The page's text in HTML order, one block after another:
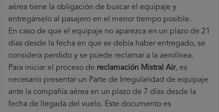
aérea tiene la obligación de buscar el equipaje y
entregárselo al pasajero en el menor tiempo posible.
En caso de que el equipaje no aparezca en un plazo de 21
días desde la fecha en que se debía haber entregado, se
considera perdido y se puede reclamar a la aerolínea.
Para iniciar el proceso de reclamación Mistral Air, es
necesario presentar un Parte de Irregularidad de equipaje
ante la compañía aérea en un plazo de 7 días desde la
fecha de llegada del vuelo. Este documento es